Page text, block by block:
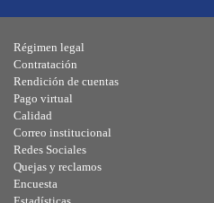
Régimen legal
Contratación
Rendición de cuentas
Pago virtual
Calidad
Correo institucional
Redes Sociales
Quejas y reclamos
Encuesta